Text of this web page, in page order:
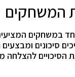
המשחקים
המציעים
סיכונים
הסיכויים